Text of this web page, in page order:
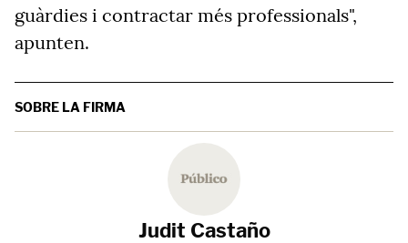
guàrdies i contractar més professionals",
apunten.
SOBRE LA FIRMA
Judit Castaño